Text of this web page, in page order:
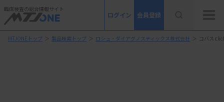
臨床検査の総合情報サイト
ログイン 会員登録
MTJONEトップ ＞ 製品検索トップ ＞ ロシュ・ダイアグノスティックス株式会社 ＞ コバス